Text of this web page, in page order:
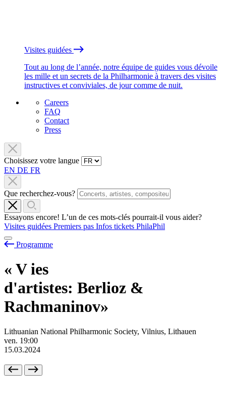
Visites guidées
Tout au long de l’année, notre équipe de guides vous dévoile
les mille et un secrets de la Philharmonie à travers des visites
instructives et conviviales, de jour comme de nuit.
Careers
FAQ
Contact
Press
Choisissez votre langue
EN DE FR
Que recherchez-vous?
Essayons encore! L’un de ces mots-clés pourrait-il vous aider?
Visites guidées Premiers pas Infos tickets PhilaPhil
Programme
« V ies
d'artistes: Berlioz &
Rachmaninov»
Lithuanian National Philharmonic Society, Vilnius, Lithauen
ven. 19:00
15.03.2024